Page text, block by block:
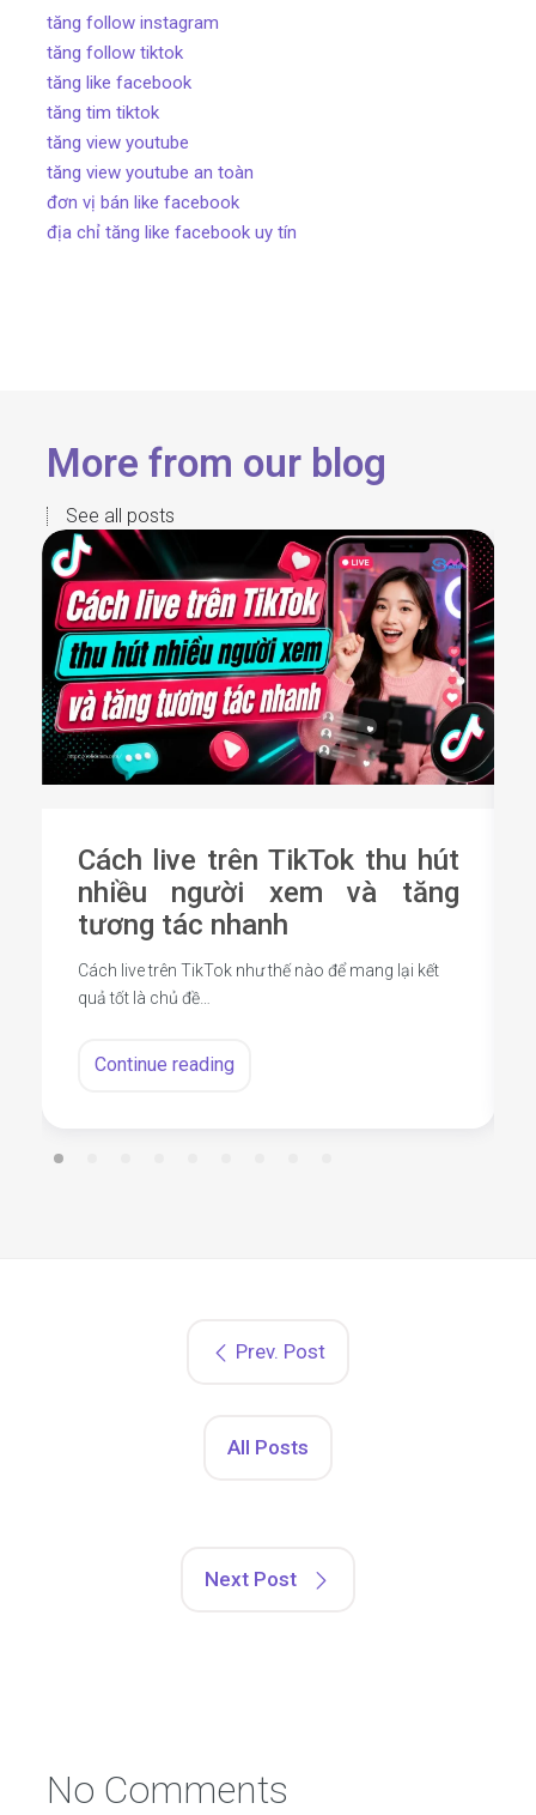
tăng follow instagram
tăng follow tiktok
tăng like facebook
tăng tim tiktok
tăng view youtube
tăng view youtube an toàn
đơn vị bán like facebook
địa chỉ tăng like facebook uy tín
More from our blog
See all posts
Cách live trên TikTok thu hút
nhiều người xem và tăng
tương tác nhanh
Cách live trên TikTok như thế nào để mang lại kết
quả tốt là chủ đề…
Continue reading
Prev. Post
All Posts
Next Post
No Comments